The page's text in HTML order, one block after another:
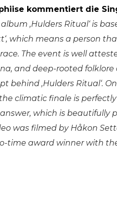
kommentiert die
‚Hulders Ritual‘ is
which means a person
The event is well
and deep-rooted
behind ‚Hulders Ritual‘.
climatic finale is perfectly
which is beautifully
was filmed by Håkon
time award winner with